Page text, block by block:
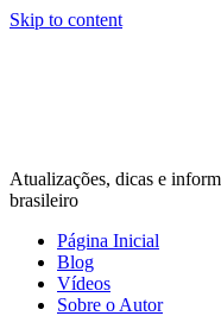
Skip to content
Atualizações, dicas e
brasileiro
Página Inicial
Blog
Vídeos
Sobre o Autor